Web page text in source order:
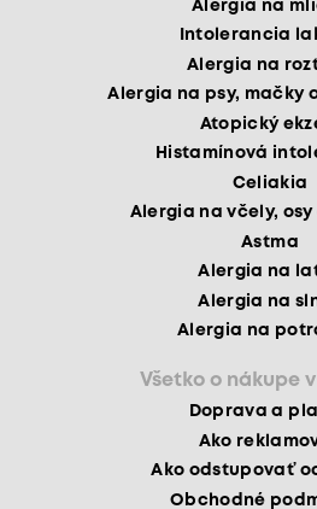
Alergia na
Intolerancia
Alergia na
Alergia na psy, mačky
Atopický
Histamínová
Celiakia
Alergia na včely, osy
Astma
Alergia na
Alergia na
Alergia na
Všetko o nákupe
Doprava a
Ako
Ako odstupovať
Obchodné